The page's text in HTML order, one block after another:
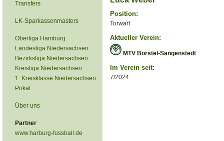
Transfers
LK-Sparkassenmasters
Oberliga Hamburg
Landesliga Niedersachsen
Bezirksliga Niedersachsen
Kreisliga Niedersachsen
1. Kreisklasse Niedersachsen
Pokal
Über uns
Partner
www.harburg-fussball.de
Position:
Torwart
Aktueller Verein:
MTV Borstel-Sangenstedt
Im Verein seit:
7/2024